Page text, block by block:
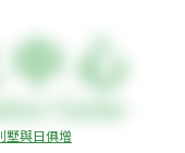
墅與日俱增